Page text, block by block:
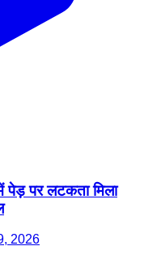
पेड़ पर लटकता मिला
2026